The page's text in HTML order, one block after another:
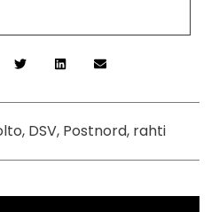
DSV, Postnord, rahti